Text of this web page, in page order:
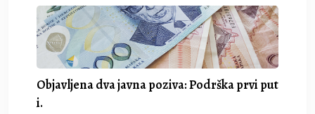
Objavljena dva javna poziva: Podrška prvi put
i.